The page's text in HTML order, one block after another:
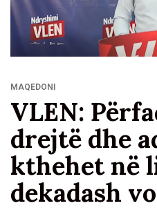
MAQEDONI
VLEN:
drejtë dhe
kthehet në
dekadash